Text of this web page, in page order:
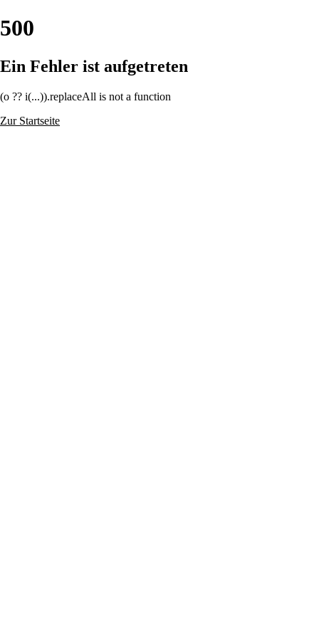
500
Ein Fehler ist aufgetreten
(o ?? i(...)).replaceAll is not a function
Zur Startseite